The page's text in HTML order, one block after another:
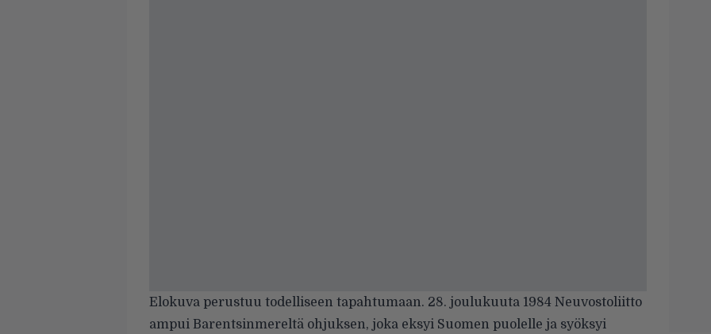
Elokuva perustuu todelliseen tapahtumaan. 28. joulukuuta 1984 Neuvostoliitto
ampui Barentsinmereltä ohjuksen, joka eksyi Suomen puolelle ja syöksyi